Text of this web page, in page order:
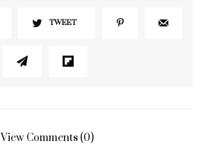
TWEET
View Comments (0)